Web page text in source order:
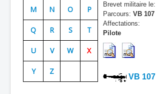
Doctrines
Batailles
Les As
Cahiers des As
M N O P
Q R S T
U V W X
Y Z
Brevet militaire le:
Parcours: VB 107
Affectations:
Pilote
VB 107